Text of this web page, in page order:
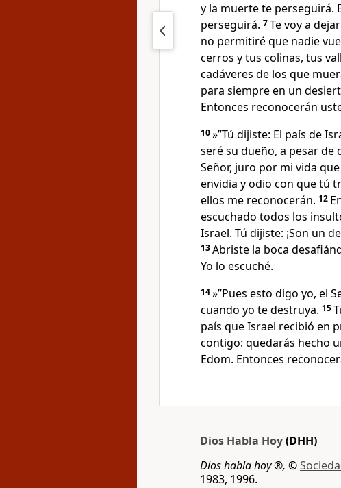
y la muerte te perseguirá.
perseguirá. 7Te voy a
no permitiré que nadie
cerros y tus colinas, tus
cadáveres de los que
para siempre en un
Entonces reconocerán
10»”Tú dijiste: El país de
seré su dueño, a pesar de
Señor, juro por mi vida
envidia y odio con que tú
ellos me reconocerán. 12
escuchado todos los
Israel. Tú dijiste: ¡Son un
13Abriste la boca
Yo lo escuché.
14»”Pues esto digo yo, el
cuando yo te destruya. 15
país que Israel recibió en
contigo: quedarás hecho
Edom. Entonces
Dios Habla Hoy(DHH)
Dios habla hoy ®, ©
1983, 1996.